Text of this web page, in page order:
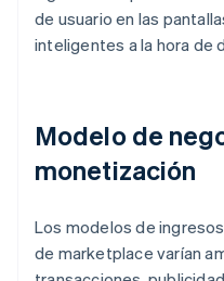
de usuario en las
inteligentes a la hora de
Modelo de
monetización
Los modelos de
de marketplace varían